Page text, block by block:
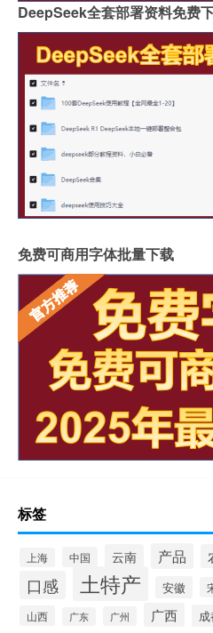
DeepSeek全套部署资料免费
免费可商用字体批量下载
标签
上海 中国 云南 产品
口感 土特产 安徽
山西 广东 广州 广西